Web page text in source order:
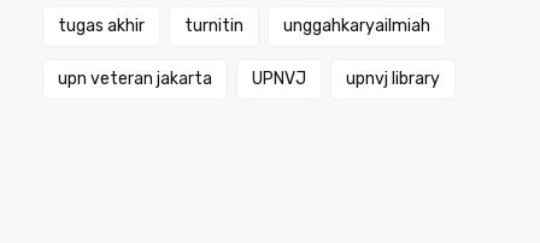
tugas akhir turnitin unggahkaryailmiah
upn veteran jakarta UPNVJ upnvj library